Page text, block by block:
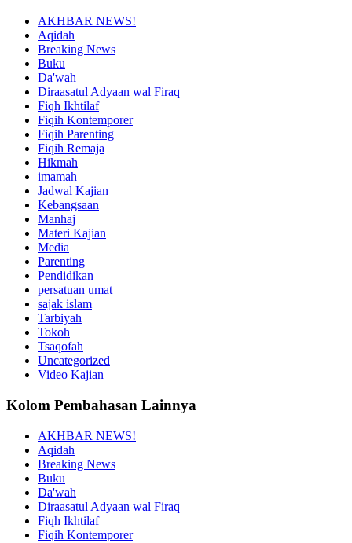
AKHBAR NEWS!
Aqidah
Breaking News
Buku
Da'wah
Diraasatul Adyaan wal Firaq
Fiqh Ikhtilaf
Fiqih Kontemporer
Fiqih Parenting
Fiqih Remaja
Hikmah
imamah
Jadwal Kajian
Kebangsaan
Manhaj
Materi Kajian
Media
Parenting
Pendidikan
persatuan umat
sajak islam
Tarbiyah
Tokoh
Tsaqofah
Uncategorized
Video Kajian
Kolom Pembahasan Lainnya
AKHBAR NEWS!
Aqidah
Breaking News
Buku
Da'wah
Diraasatul Adyaan wal Firaq
Fiqh Ikhtilaf
Fiqih Kontemporer